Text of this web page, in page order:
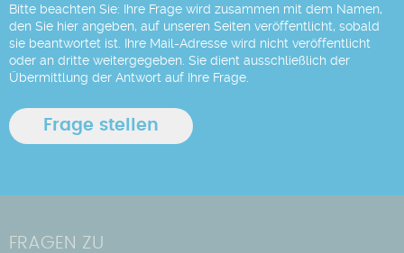
Bitte beachten Sie: Ihre Frage wird zusammen mit dem Namen,
den Sie hier angeben, auf unseren Seiten veröffentlicht, sobald
sie beantwortet ist. Ihre Mail-Adresse wird nicht veröffentlicht
oder an dritte weitergegeben. Sie dient ausschließlich der
Übermittlung der Antwort auf Ihre Frage.
FRAGEN ZU